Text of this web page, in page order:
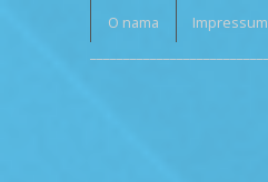
O nama Impressum